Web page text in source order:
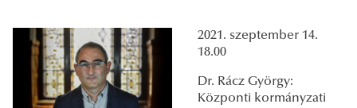
2021. szeptember 14.
18.00
Dr. Rácz György:
Központi kormányzati